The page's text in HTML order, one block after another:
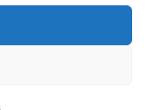
droits réservés.